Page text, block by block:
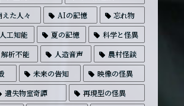
えた人々 AIの記憶
忘れ物
人工知能 夏の記憶
科学と怪異
解析不能 人造音声
農村怪談
未来の告知
映像の怪異
遺失物室奇譚
再現型の怪異